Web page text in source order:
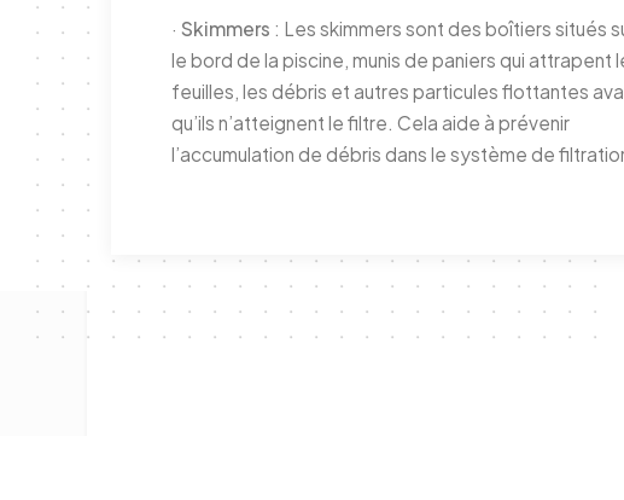
· Skimmers : Les skimmers sont des boîtiers situés
le bord de la piscine, munis de paniers qui attrapent
feuilles, les débris et autres particules flottantes
qu’ils n’atteignent le filtre. Cela aide à prévenir
l’accumulation de débris dans le système de